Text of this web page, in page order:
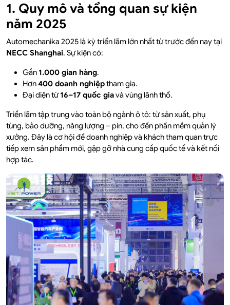
1. Quy mô và tổng quan sự kiện
năm 2025
Automechanika 2025 là kỳ triển lãm lớn nhất từ trước đến nay tại
NECC Shanghai. Sự kiện có:
Gần 1.000 gian hàng.
Hơn400 doanh nghiệptham gia.
Đại diện từ16–17 quốc giavà vùng lãnh thổ.
Triển lãm tập trung vào toàn bộ ngành ô tô: từ sản xuất, phụ
tùng, bảo dưỡng, năng lượng – pin, cho đến phần mềm quản lý
xưởng. Đây là cơ hội để doanh nghiệp và khách tham quan trực
tiếp xem sản phẩm mới, gặp gỡ nhà cung cấp quốc tế và kết nối
hợp tác.